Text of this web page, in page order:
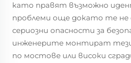
като правят възможно
проблеми още докато те не
сериозни опасности за
инженерите монтират тези
по мостове или високи